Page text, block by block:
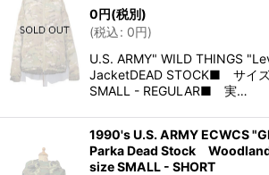
0円(税別)
(税込: 0円)
U.S. ARMY" WILD THINGS
JacketDEAD STOCK■
SMALL - REGULAR■ 実…
1990's U.S. ARMY ECWCS
Parka Dead Stock
size SMALL - SHORT